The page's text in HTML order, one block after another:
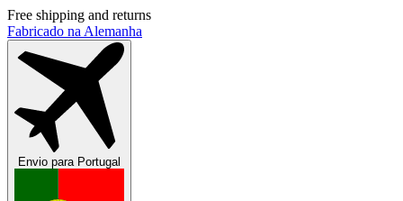
Free shipping and returns
Fabricado na Alemanha
Envio paraPortugal